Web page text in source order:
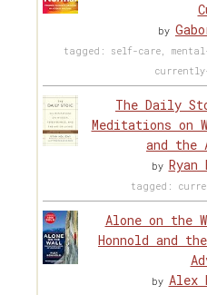
by
tagged: self-care,
The Daily
Meditations on
and
by Ryan
tagged:
Alone on the
Honnold and
by Alex